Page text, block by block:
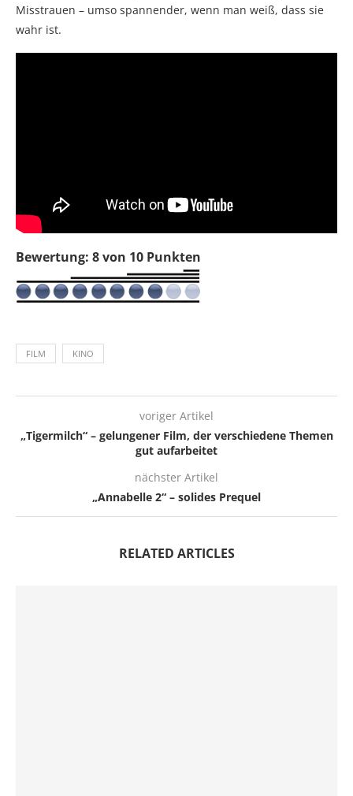
Misstrauen – umso spannender, wenn man weiß, dass sie
wahr ist.
Bewertung: 8 von 10 Punkten
FILM KINO
voriger Artikel
„Tigermilch“ – gelungener Film, der verschiedene Themen
gut aufarbeitet
nächster Artikel
„Annabelle 2“ – solides Prequel
RELATED ARTICLES